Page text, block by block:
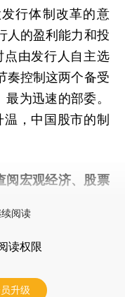
行体制改革的意
人的盈利能力和投
由发行人自主选
奏控制这两个备受
为迅速的部委。
，中国股市的制
阅宏观经济、股票
阅读
读权限
升级